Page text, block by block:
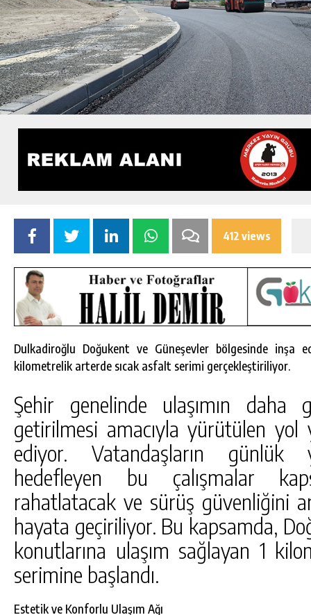
412 views
Dulkadiroğlu Doğukent ve Güneşevler bölgesinde inşa
kilometrelik arterde sıcak asfalt serimi gerçekleştiriliyor.
Şehir genelinde ulaşımın
getirilmesi amacıyla yürütülen yol
ediyor. Vatandaşların günlük
hedefleyen bu çalışmalar
rahatlatacak ve sürüş güvenliğini
hayata geçiriliyor. Bu kapsamda,
konutlarına ulaşım sağlayan 1
serimine başlandı.
Estetik ve Konforlu Ulaşım Ağı
BÜYÜKŞEHIR’DEN PAZARCIK
KIZKAPANLI’NIN SOSYAL TESISINDE
ÇEVRE DÜZENLEMESI.